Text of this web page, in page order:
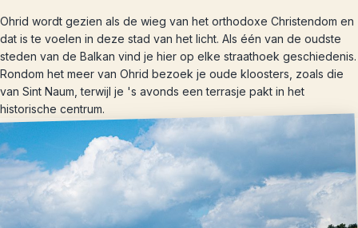
Ohrid wordt gezien als de wieg van het orthodoxe Christendom en
dat is te voelen in deze stad van het licht. Als één van de oudste
steden van de Balkan vind je hier op elke straathoek geschiedenis.
Rondom het meer van Ohrid bezoek je oude kloosters, zoals die
van Sint Naum, terwijl je 's avonds een terrasje pakt in het
historische centrum.